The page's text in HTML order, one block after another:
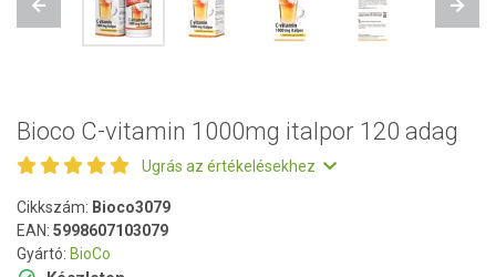
Previous Next
Bioco C-vitamin 1000mg italpor 120 adag
Ugrás az értékelésekhez
Cikkszám: Bioco3079
EAN: 5998607103079
Gyártó: BioCo